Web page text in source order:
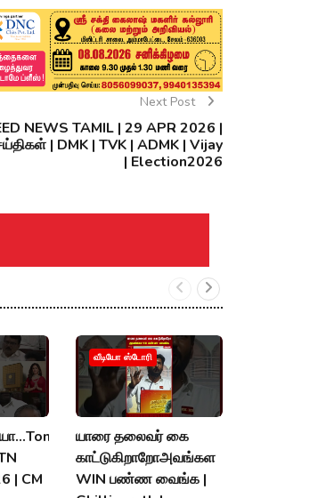
Next Post
NEWS TAMIL | 29 APR 2026 |
| DMK | TVK | ADMK | Vijay
| Election2026
| CM
வீடியோ ஸ்டோரி
யாரை தலைவர் கை
காட்டுகிறாறோஅவங்கள
WIN பண்ண வைங்க |